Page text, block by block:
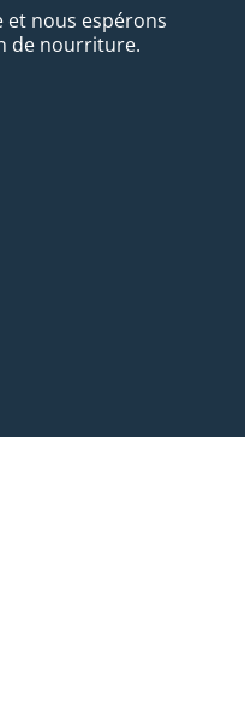
et nous espérons
de nourriture.